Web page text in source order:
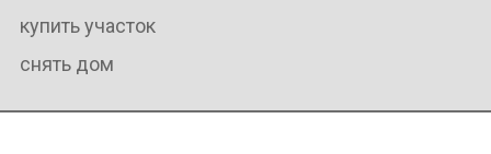
купить участок
снять дом